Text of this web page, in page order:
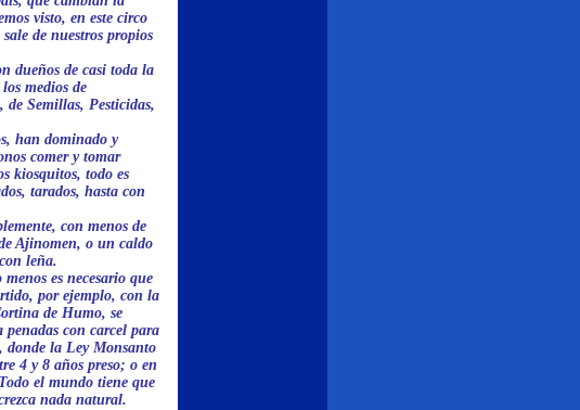
visto, en este circo
de nuestros propios
dueños de casi toda la
medios de
Semillas, Pesticidas,
han dominado y
comer y tomar
kiosquitos, todo es
tarados, hasta con
con menos de
Ajinomen, o un caldo
leña.
es necesario que
por ejemplo, con la
de Humo, se
con carcel para
donde la Ley Monsanto
4 y 8 años preso; o en
el mundo tiene que
nada natural.